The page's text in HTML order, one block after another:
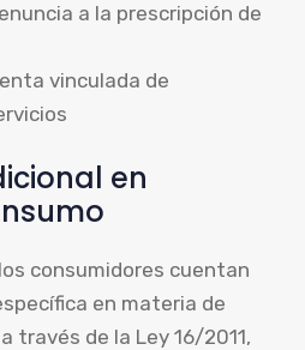
a la prescripción de
vinculada de
en
consumidores cuentan
en materia de
través de la Ley 16/2011,